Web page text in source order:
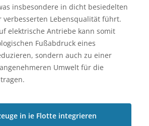
insbesondere in dicht besiedelten
verbesserten Lebensqualität führt.
elektrische Antriebe kann somit
Fußabdruck eines
sondern auch zu einer
Umwelt für die
in ie Flotte integrieren